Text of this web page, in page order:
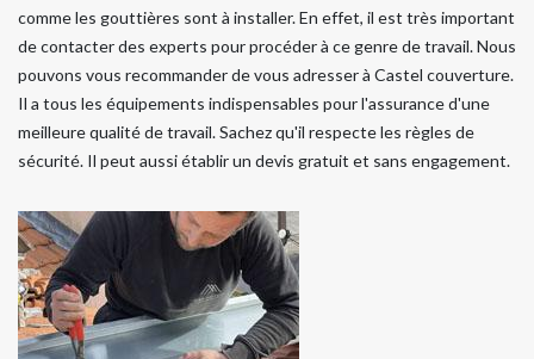
comme les gouttières sont à installer. En effet, il est très important
de contacter des experts pour procéder à ce genre de travail. Nous
pouvons vous recommander de vous adresser à Castel couverture.
Il a tous les équipements indispensables pour l'assurance d'une
meilleure qualité de travail. Sachez qu'il respecte les règles de
sécurité. Il peut aussi établir un devis gratuit et sans engagement.